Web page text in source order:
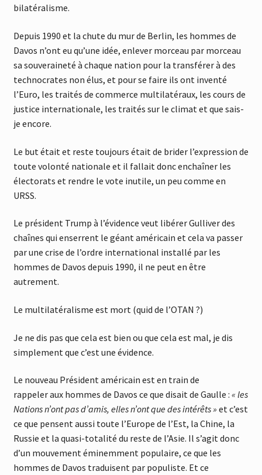
bilatéralisme.
Depuis 1990 et la chute du mur de Berlin, les hommes de
Davos n’ont eu qu’une idée, enlever morceau par morceau
sa souveraineté à chaque nation pour la transférer à des
technocrates non élus, et pour se faire ils ont inventé
l’Euro, les traités de commerce multilatéraux, les cours de
justice internationale, les traités sur le climat et que sais-
je encore.
Le but était et reste toujours était de brider l’expression de
toute volonté nationale et il fallait donc enchaîner les
électorats et rendre le vote inutile, un peu comme en
URSS.
Le président Trump à l’évidence veut libérer Gulliver des
chaînes qui enserrent le géant américain et cela va passer
par une crise de l’ordre international installé par les
hommes de Davos depuis 1990, il ne peut en être
autrement.
Le multilatéralisme est mort (quid de l’OTAN ?)
Je ne dis pas que cela est bien ou que cela est mal, je dis
simplement que c’est une évidence.
Le nouveau Président américain est en train de
rappeler aux hommes de Davos ce que disait de Gaulle : « les
Nations n’ont pas d’amis, elles n’ont que des intérêts » et c’est
ce que pensent aussi toute l’Europe de l’Est, la Chine, la
Russie et la quasi-totalité du reste de l’Asie. Il s’agit donc
d’un mouvement éminemment populaire, ce que les
hommes de Davos traduisent par populiste. Et ce